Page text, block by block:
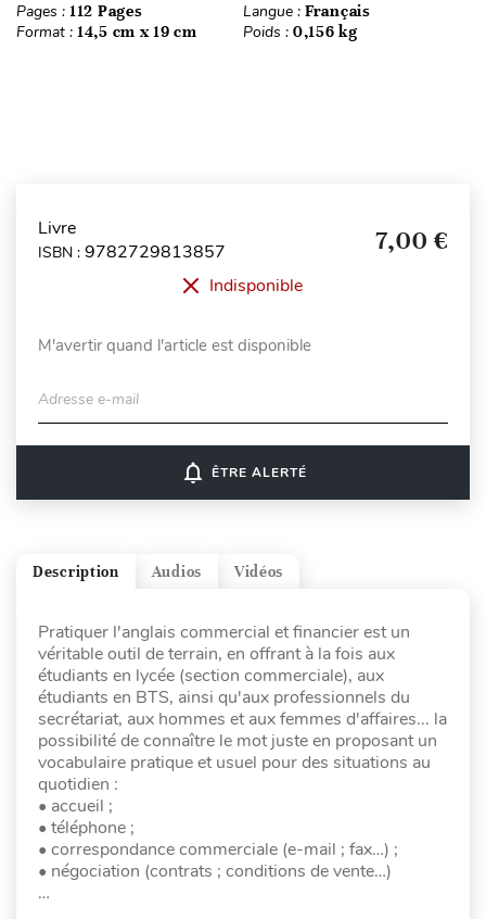
Pages : 112 Pages Langue : Français
Format : 14,5 cm x 19 cm Poids : 0,156 kg
Livre
ISBN : 9782729813857 7,00 €
Indisponible
M'avertir quand l'article est disponible
Adresse e-mail
notifications_none ÊTRE ALERTÉ
Vidéos
Audios
Description
Pratiquer l'anglais commercial et financier est un
véritable outil de terrain, en offrant à la fois aux
étudiants en lycée (section commerciale), aux
étudiants en BTS, ainsi qu'aux professionnels du
secrétariat, aux hommes et aux femmes d'affaires... la
possibilité de connaître le mot juste en proposant un
vocabulaire pratique et usuel pour des situations au
quotidien :
• accueil ;
• téléphone ;
• correspondance commerciale (e-mail ; fax…) ;
• négociation (contrats ; conditions de vente…)
…